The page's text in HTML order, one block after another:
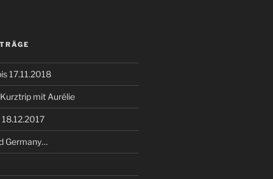
17.11.2018
mit Aurélie
Germany…